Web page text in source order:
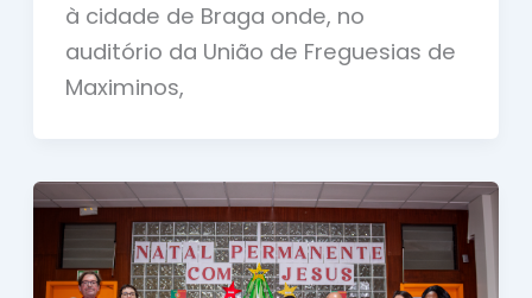
à cidade de Braga onde, no
auditório da União de Freguesias de
Maximinos,